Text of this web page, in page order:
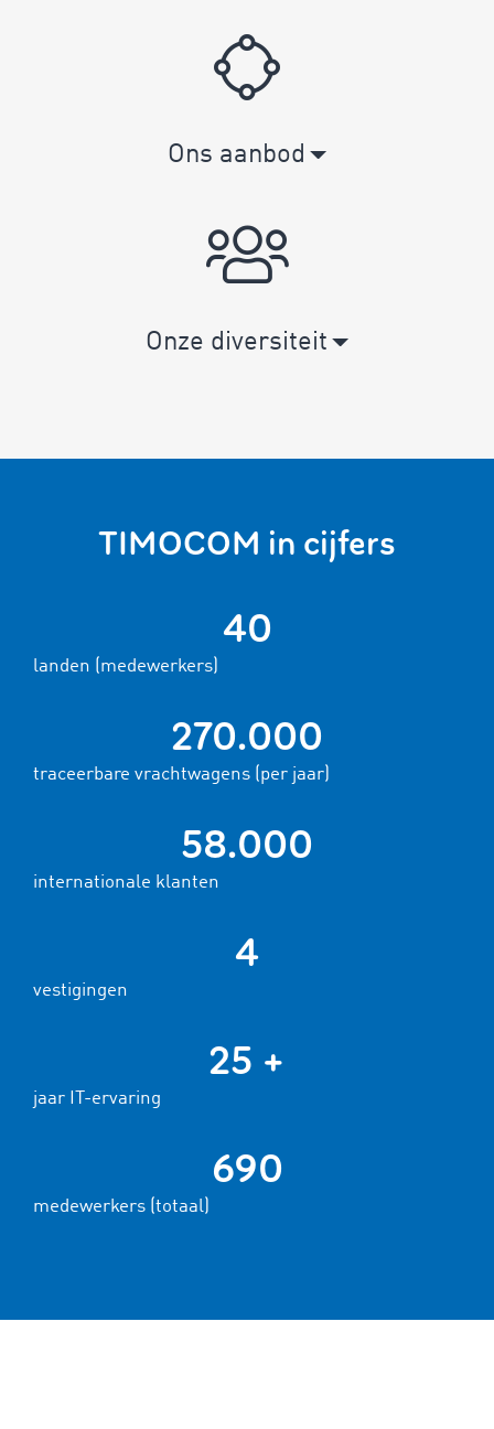
Ons aanbod
Onze diversiteit
TIMOCOM in cijfers
40
landen (medewerkers)
270.000
traceerbare vrachtwagens (per jaar)
58.000
internationale klanten
4
vestigingen
25 +
jaar IT-ervaring
690
medewerkers (totaal)